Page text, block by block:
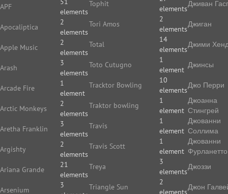
APF
elements
Apocaliptica
2
elements
Apple Music
2
elements
Arash
3
elements
Arcade Fire
1
element
Arctic Monkeys
2
elements
Aretha Franklin
3
elements
Argishty
2
elements
Ariana Grande
21
elements
Arsenium
3
Tophit
elements
Tori Amos
2
elements
Total
14
elements
Toto Cutugno
1
element
Tracktor Bowling
10
elements
Traktor bowling
1
element
Travis
1
element
Travis Scott
1
element
Treya
3
elements
Triangle Sun
2
elements
Дживан
Джиган
Джими
Джинсы
Джо Перри
Джоанна
Стингрей
Джованни
Соллима
Джованни
Фурланетто
Джоззи
Джон